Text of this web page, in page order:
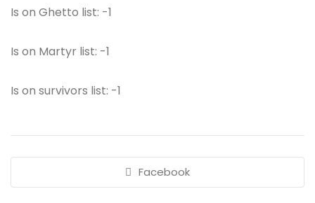
Is on Ghetto list: -1
Is on Martyr list: -1
Is on survivors list: -1
Facebook